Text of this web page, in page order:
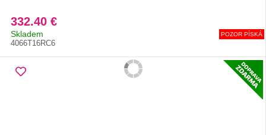
332.40 €
Skladem
4066T16RC6
POZOR PÍSKÁ